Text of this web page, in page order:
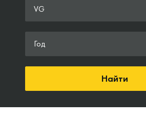
VG
Год
Найти